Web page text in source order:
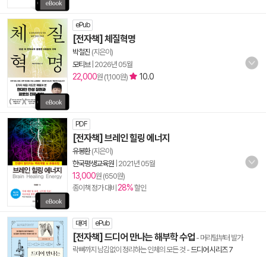
ePub
[전자책] 체질혁명
박철진 (지은이)
모티브| 2026년 05월
22,000원 (1,100원) 10.0
PDF
[전자책] 브레인 힐링 에너지
유봉환(지은이)
한국평생교육원 2021년 05월
13,000원 (650원)
종이책 정가 대비 28%할인
대여 ePub
[전자책] 드디어 만나는 해부학 수업 - 머리털부터 발가
락뼈까지 남김없이 정리하는 인체의 모든 것 -드디어 시리즈 7